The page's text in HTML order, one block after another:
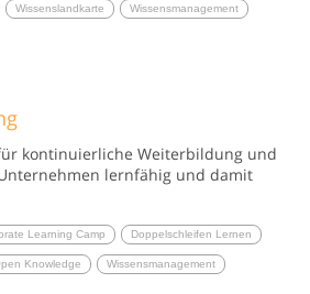
Wissenslandkarte Wissensmanagement
kontinuierliche Weiterbildung und
lernfähig und damit
Learning Camp Doppelschleifen Lernen
Knowledge Wissensmanagement